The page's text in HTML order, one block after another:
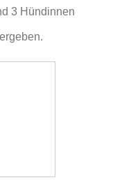
3 Hündinnen